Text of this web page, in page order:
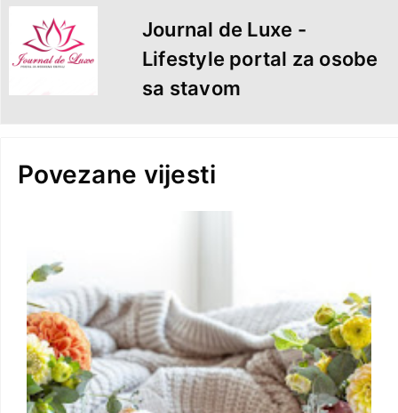
Journal de Luxe -
Lifestyle portal za osobe
sa stavom
Povezane vijesti